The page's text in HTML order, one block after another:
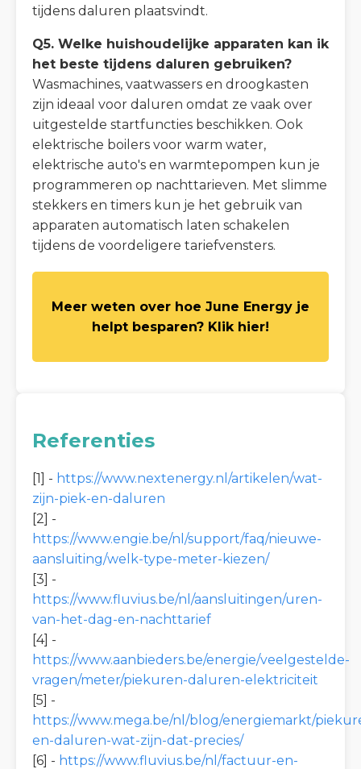
tijdens daluren plaatsvindt.
Q5. Welke huishoudelijke apparaten kan ik
het beste tijdens daluren gebruiken?
Wasmachines, vaatwassers en droogkasten
zijn ideaal voor daluren omdat ze vaak over
uitgestelde startfuncties beschikken. Ook
elektrische boilers voor warm water,
elektrische auto's en warmtepompen kun je
programmeren op nachttarieven. Met slimme
stekkers en timers kun je het gebruik van
apparaten automatisch laten schakelen
tijdens de voordeligere tariefvensters.
Meer weten over hoe June Energy je
helpt besparen? Klik hier!
Referenties
[1] - https://www.nextenergy.nl/artikelen/wat-
zijn-piek-en-daluren
[2] -
https://www.engie.be/nl/support/faq/nieuwe-
aansluiting/welk-type-meter-kiezen/
[3] -
https://www.fluvius.be/nl/aansluitingen/uren-
van-het-dag-en-nachttarief
[4] -
https://www.aanbieders.be/energie/veelgestelde-
vragen/meter/piekuren-daluren-elektriciteit
[5] -
https://www.mega.be/nl/blog/energiemarkt/
en-daluren-wat-zijn-dat-precies/
[6] - https://www.fluvius.be/nl/factuur-en-